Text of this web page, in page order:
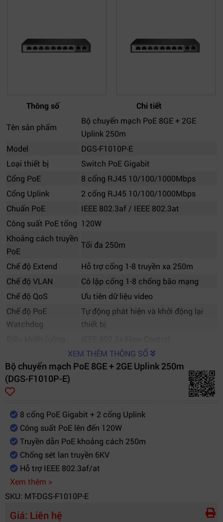
Thông số Chi tiết
Tên sản phẩm
Bộ chuyển mạch PoE 8GE + 2GE
Uplink 250m
Model
DGS-F1010P-E
Loại thiết bị
Switch PoE Gigabit
Cổng PoE
8 cổng RJ45 10/100/1000Mbps
Cổng Uplink
2 cổng RJ45 10/100/1000Mbps
Chuẩn PoE
IEEE 802.3af / IEEE 802.3at
Công suất PoE tổng 120W
Khoảng cách truyền
PoE
Tối đa 250m
Chế độ Extend
Hỗ trợ cổng 1-8 truyền xa 250m
Chế độ VLAN
Cô lập cổng 1-8 chống bão mạng
Chế độ QoS
Ưu tiên dữ liệu video
Chế độ PoE
Watchdog
Tự động phát hiện và khởi động lại
thiết bị
truyền
Kiểu triển khai
Nhiệt độ hoạt động
Loại cáp hỗ trợ
Cat5e / Cat6
Ứng dụng
Camera IP, WiFi AP, VoIP, mạng doanh
nghiệp
XEM THÊM THÔNG SỐ
Bộ chuyển mạch PoE 8GE + 2GE Uplink 250m
(DGS-F1010P-E)
8 cổng PoE Gigabit + 2 cổng Uplink
Công suất PoE lên đến 120W
Truyền dẫn PoE khoảng cách 250m
Chống sét lan truyền 6KV
Hỗ trợ IEEE 802.3af/at
Xem thêm >
SKU: MT-DGS-F1010P-E
Giá: Liên hệ